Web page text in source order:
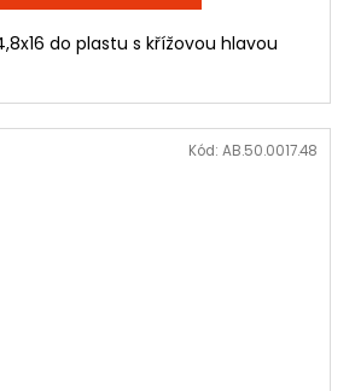
do plastu s křížovou hlavou
Kód: AB.50.0017.48